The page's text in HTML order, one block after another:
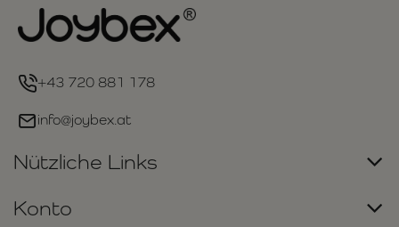
+43 720 881 178
info@joybex.at
Nützliche Links
Konto